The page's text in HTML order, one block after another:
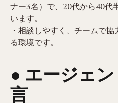
ナー3名）で、20代から40代
います。
・相談しやすく、チームで
る環境です。
● エージェ
言